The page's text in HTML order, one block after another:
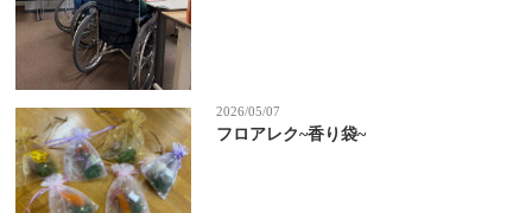
2026/05/07
フロアレク~香り袋~